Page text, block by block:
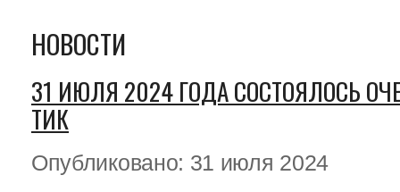
НОВОСТИ
31 ИЮЛЯ 2024 ГОДА СОСТОЯЛОСЬ
ТИК
Опубликовано: 31 июля 2024